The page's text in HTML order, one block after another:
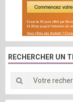
RECHERCHER UN